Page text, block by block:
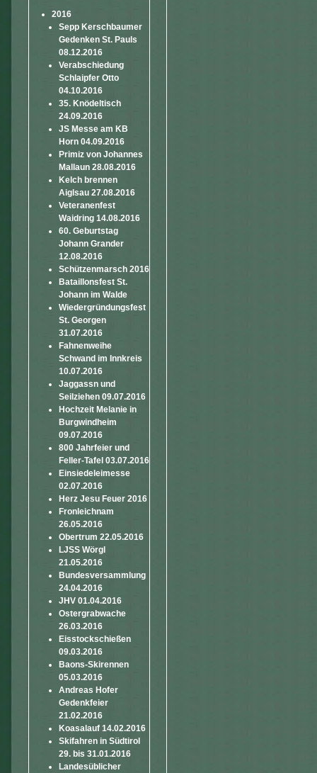
2016
Sepp Kerschbaumer
Gedenken St. Pauls
08.12.2016
Verabschiedung
Schlaipfer Otto
04.10.2016
35. Knödeltisch
24.09.2016
JS Messe am KB
Horn 04.09.2016
Primiz von Johannes
Mallaun 28.08.2016
Kelch brennen
Aiglsau 27.08.2016
Veteranenfest
Waidring 14.08.2016
60. Geburtstag
Johann Grander
12.08.2016
Schützenmarsch 2016
Bataillonsfest St.
Johann im Walde
Wiedergründungsfest
St. Georgen
31.07.2016
Fahnenweihe
Schwand im Innkreis
10.07.2016
Jaggassn und
Seilziehen 09.07.2016
Hochzeit Melanie in
Burgwindheim
09.07.2016
800 Jahrfeier und
Feller-Tafel 03.07.2016
Einsiedeleimesse
02.07.2016
Herz Jesu Feuer 2016
Fronleichnam
26.05.2016
Obertrum 22.05.2016
LJSS Wörgl
21.05.2016
Bundesversammlung
24.04.2016
JHV 01.04.2016
Ostergrabwache
26.03.2016
Eisstockschießen
09.03.2016
Baons-Skirennen
05.03.2016
Andreas Hofer
Gedenkfeier
21.02.2016
Koasalauf 14.02.2016
Skifahren in Südtirol
29. bis 31.01.2016
Landesüblicher